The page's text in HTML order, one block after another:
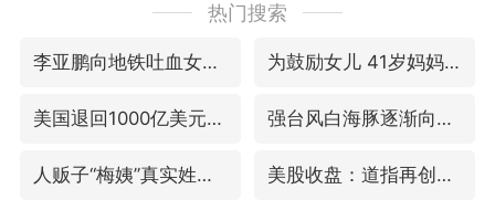
热门搜索
李亚鹏向地铁吐血女孩捐99999元 为鼓励女儿 41岁妈妈考上985研究生
美国退回1000亿美元关税 强台风白海豚逐渐向我国靠近
人贩子“梅姨”真实姓名曝光 美股收盘：道指再创历史新高